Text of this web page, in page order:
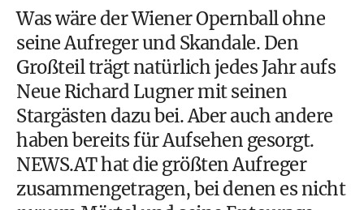
Was wäre derWiener Opernballohne
seine Aufreger und Skandale. Den
Großteil trägt natürlich jedes Jahr aufs
Neue Richard Lugnermit seinen
Stargästen dazu bei. Aber auch andere
haben bereits für Aufsehen gesorgt.
NEWS.AT hat die größten Aufreger
zusammengetragen, bei denen es nicht